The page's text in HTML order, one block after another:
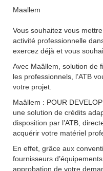
Maallem
Vous souhaitez vous
activité professionnelle
exercez déjà et vous
Avec Maâllem, solution de
les professionnels, l’ATB
votre projet.
Maâllem : POUR
une solution de crédits
disposition par l’ATB,
acquérir votre matériel
En effet, grâce aux
fournisseurs
approbation de votre